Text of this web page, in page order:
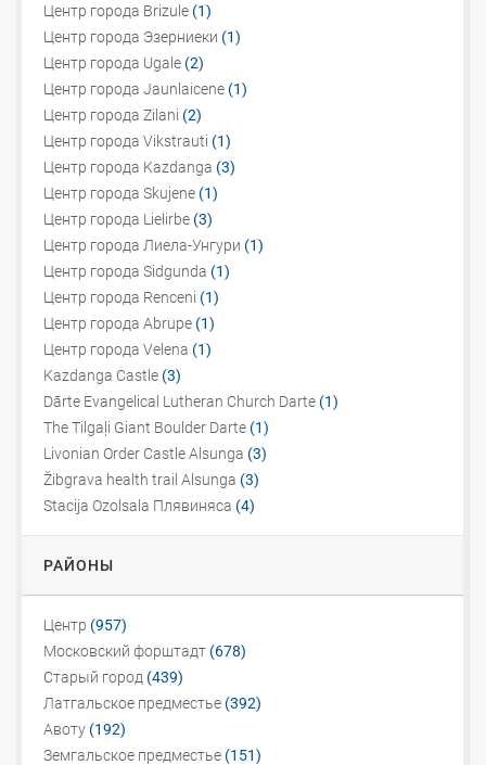
Центр города Brizule (1)
Центр города Эзерниеки (1)
Центр города Ugale (2)
Центр города Jaunlaicene (1)
Центр города Zilani (2)
Центр города Vikstrauti (1)
Центр города Kazdanga (3)
Центр города Skujene (1)
Центр города Lielirbe (3)
Центр города Лиела-Унгури (1)
Центр города Sidgunda (1)
Центр города Renceni (1)
Центр города Abrupe (1)
Центр города Velena (1)
Kazdanga Castle (3)
Dārte Evangelical Lutheran Church Darte (1)
The Tilgaļi Giant Boulder Darte (1)
Livonian Order Castle Alsunga (3)
Žibgrava health trail Alsunga (3)
Stacija Ozolsala Плявиняса (4)
РАЙОНЫ
Центр (957)
Московский форштадт (678)
Старый город (439)
Латгальское предместье (392)
Авоту (192)
Земгальское предместье (151)